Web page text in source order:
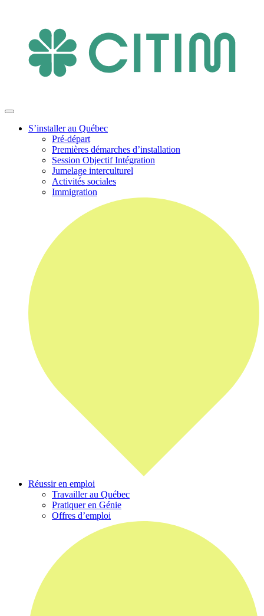
S’installer au Québec
Pré-départ
Premières démarches d’installation
Session Objectif Intégration
Jumelage interculturel
Activités sociales
Immigration
Réussir en emploi
Travailler au Québec
Pratiquer en Génie
Offres d’emploi